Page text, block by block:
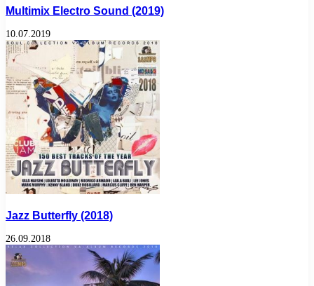
Multimix Electro Sound (2019)
10.07.2019
Jazz Butterfly (2018)
26.09.2018